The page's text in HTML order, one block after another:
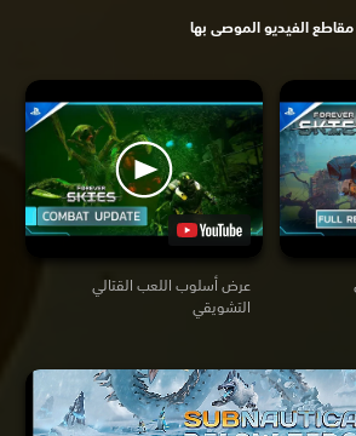
مقاطع الفيديو الموصى بها
عرض أسلوب اللعب القتالي
التشويقي